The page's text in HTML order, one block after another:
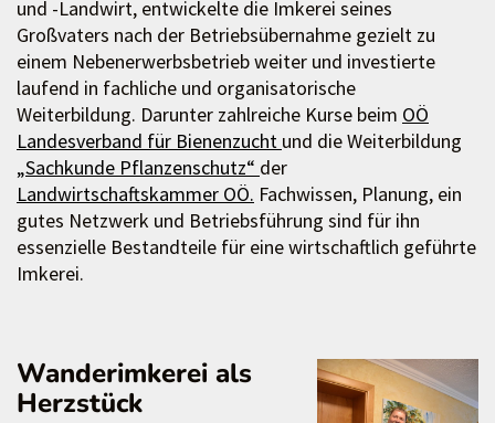
und -Landwirt, entwickelte die Imkerei seines
Großvaters nach der Betriebsübernahme gezielt zu
einem Nebenerwerbsbetrieb weiter und investierte
laufend in fachliche und organisatorische
Weiterbildung. Darunter zahlreiche Kurse beim OÖ
Landesverband für Bienenzucht und die Weiterbildung
„Sachkunde Pflanzenschutz“ der
Landwirtschaftskammer OÖ. Fachwissen, Planung, ein
gutes Netzwerk und Betriebsführung sind für ihn
essenzielle Bestandteile für eine wirtschaftlich geführte
Imkerei.
Wanderimkerei als
Herzstück